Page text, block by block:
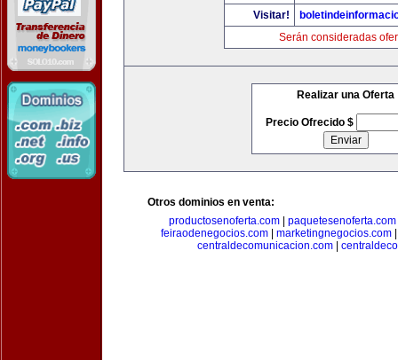
Visitar!
Serán consideradas
Realizar una Oferta
Precio Ofrecido $
Otros dominios en venta:
productosenoferta.com| paquetesenoferta.com
feiraodenegocios.com
marketingnegocios.com
centraldecomunicacion.com